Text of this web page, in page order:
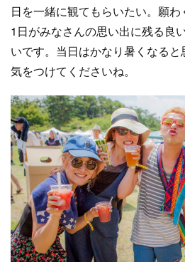
日を一緒に観てもらいたい。願
1日がみなさんの思い出に残る良
いです。当日はかなり暑くなる
気をつけてくださいね。